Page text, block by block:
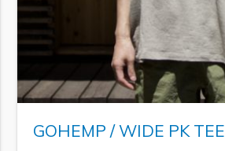
GOHEMP / WIDE PK TEE